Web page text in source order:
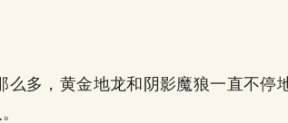
多，黄金地龙和阴影魔狼一直不停